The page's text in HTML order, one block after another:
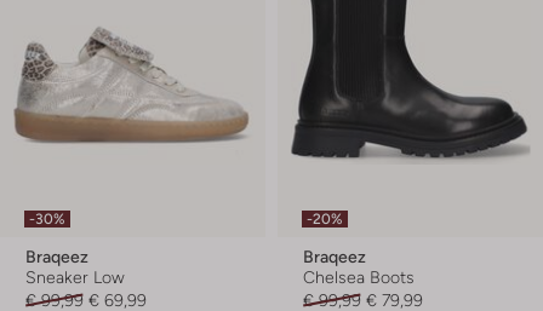
-30%
Braqeez
Sneaker Low
€ 99,99 € 69,99
-20%
Braqeez
Chelsea Boots
€ 99,99 € 79,99